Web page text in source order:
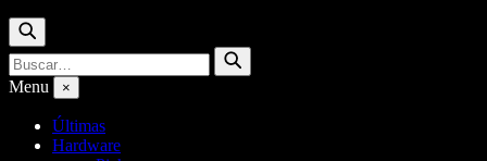
Buscar
Buscar
por:
Buscar
Menu ×
Últimas
Hardware